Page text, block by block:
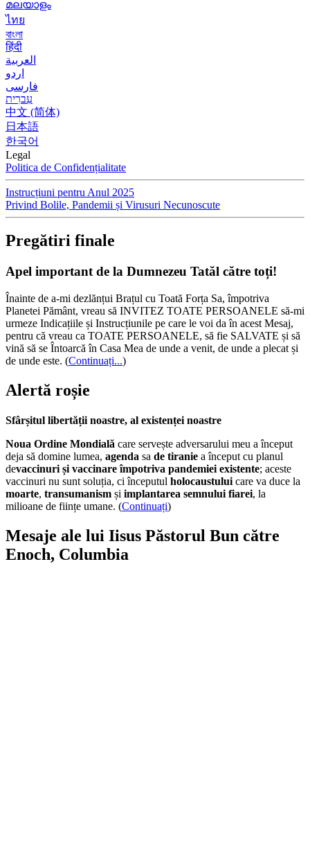
മലയാളം
ไทย
বাংলা
हिंदी
العربية
اردو
فارسی
עִברִית
中文 (简体)
日本語
한국어
Legal
Politica de Confidențialitate
Instrucțiuni pentru Anul 2025
Privind Bolile, Pandemii și Virusuri Necunoscute
Pregătiri finale
Apel important de la Dumnezeu Tatăl către toți!
Înainte de a-mi dezlănțui Brațul cu Toată Forța Sa, împotriva
Planetei Pământ, vreau să INVITEZ TOATE PERSOANELE să-mi
urmeze Indicațiile și Instrucțiunile pe care le voi da în acest Mesaj,
pentru că vreau ca TOATE PERSOANELE, să fie SALVATE și să
vină să se Întoarcă în Casa Mea de unde a venit, de unde a plecat și
de unde este. (Continuați...)
Alertă roșie
Sfârșitul libertății noastre, al existenței noastre
Noua Ordine Mondială care servește adversarului meu a început
deja să domine lumea, agenda sa de tiranie a început cu planul
devaccinuri și vaccinare împotriva pandemiei existente; aceste
vaccinuri nu sunt soluția, ci începutul holocaustului care va duce la
moarte, transumanism și implantarea semnului fiarei, la
milioane de ființe umane. (Continuați)
Mesaje ale lui Iisus Păstorul Bun către
Enoch, Columbia